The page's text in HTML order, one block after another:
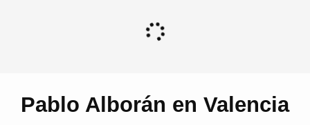
Pablo Alborán en Valencia